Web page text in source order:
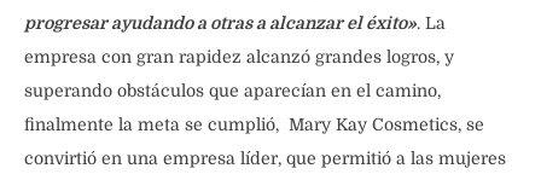
progresar ayudando a otras a alcanzar el éxito». La
empresa con gran rapidez alcanzó grandes logros, y
superando obstáculos que aparecían en el camino,
finalmente la meta se cumplió, Mary Kay Cosmetics, se
convirtió en una empresa líder, que permitió a las mujeres